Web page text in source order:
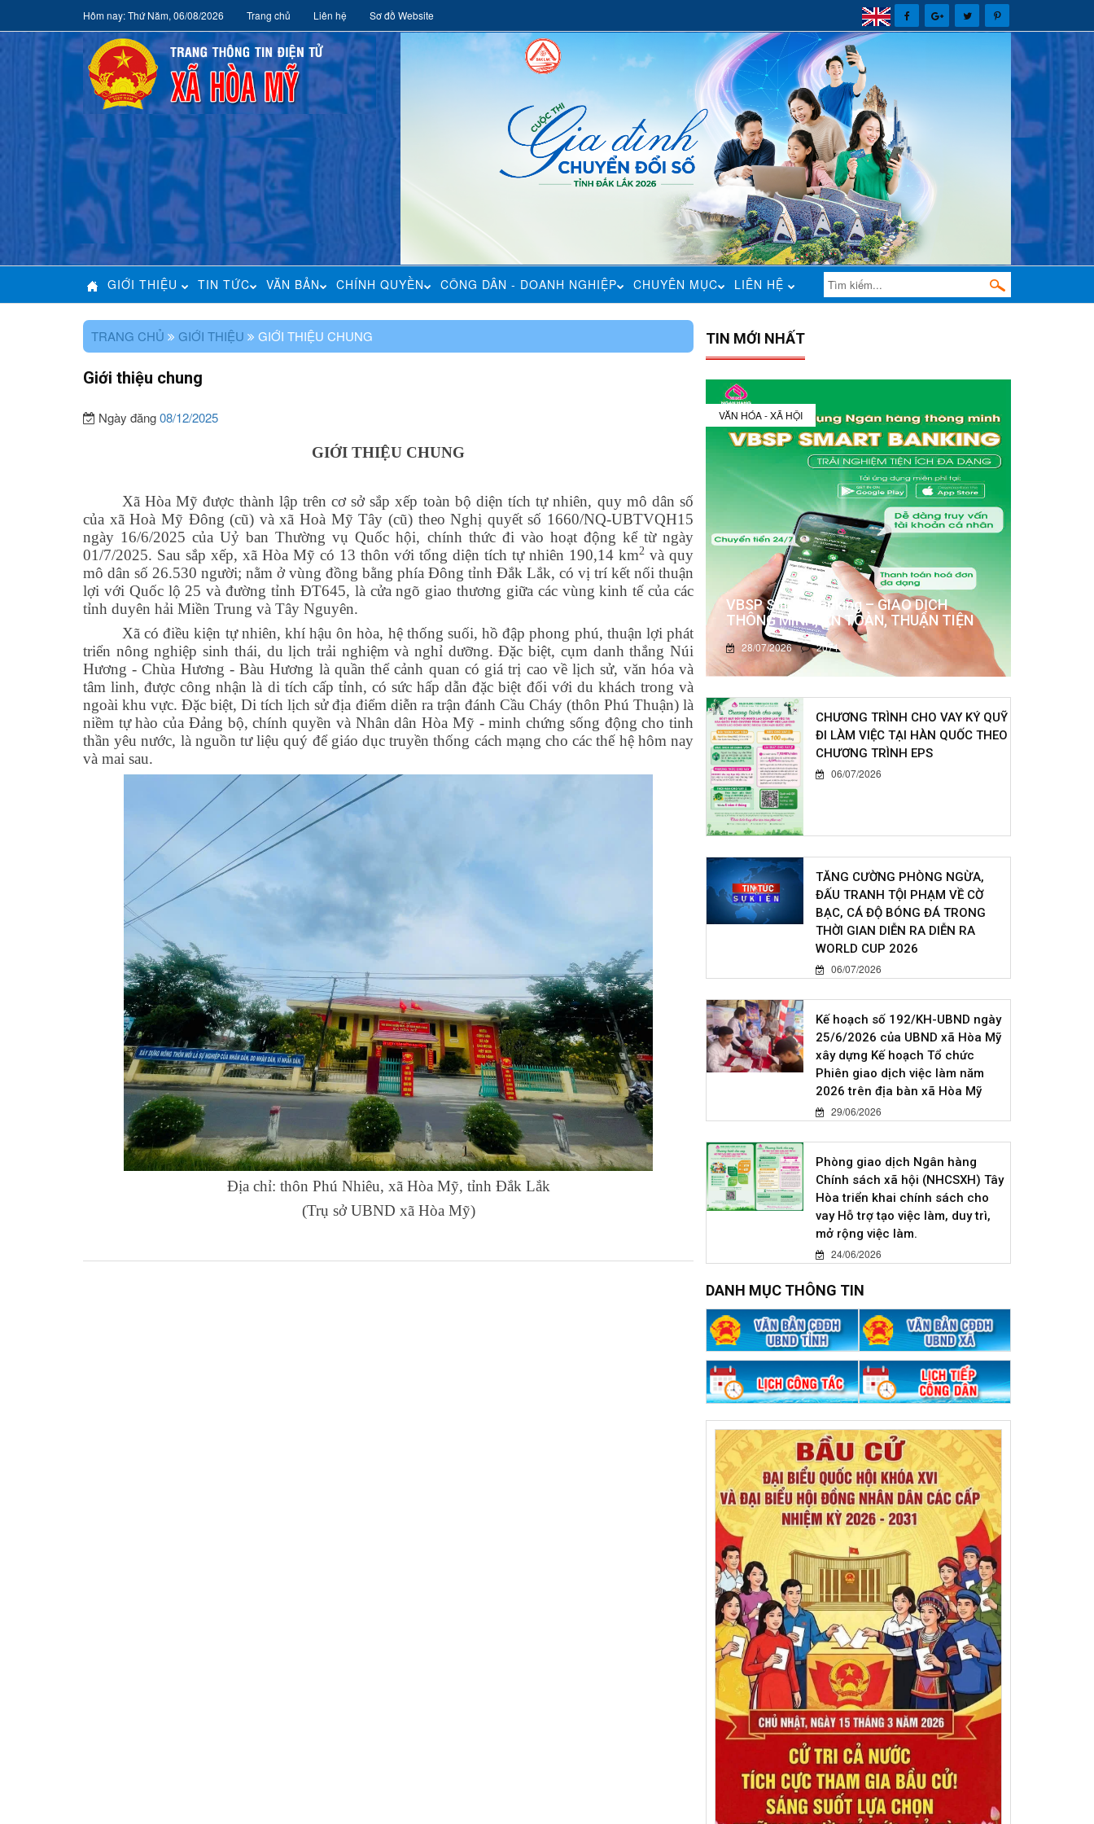
Hôm nay: Thứ Năm, 06/08/2026 Trang chủ Liên hệ Sơ đồ Website
GIỚI THIỆU TIN TỨC VĂN BẢN CHÍNH QUYỀN CÔNG DÂN - DOANH NGHIỆP CHUYÊN MỤC LIÊN HỆ
TRANG CHỦ GIỚI THIỆU GIỚI THIỆU CHUNG
Giới thiệu chung
Ngày đăng08/12/2025
GIỚI THIỆU CHUNG
Xã Hòa Mỹ được thành lập trên cơ sở sắp xếp toàn bộ diện tích tự nhiên, quy mô dân số
của xã Hoà Mỹ Đông (cũ) và xã Hoà Mỹ Tây (cũ) theo Nghị quyết số 1660/NQ-UBTVQH15
ngày 16/6/2025 của Uỷ ban Thường vụ Quốc hội, chính thức đi vào hoạt động kể từ ngày
01/7/2025. Sau sắp xếp, xã Hòa Mỹ có 13 thôn với tổng diện tích tự nhiên 190,14 km2 và quy
mô dân số 26.530 người; nằm ở vùng đồng bằng phía Đông tỉnh Đắk Lắk, có vị trí kết nối thuận
lợi với Quốc lộ 25 và đường tỉnh ĐT645, là cửa ngõ giao thương giữa các vùng kinh tế của các
tỉnh duyên hải Miền Trung và Tây Nguyên.
Xã có điều kiện tự nhiên, khí hậu ôn hòa, hệ thống suối, hồ đập phong phú, thuận lợi phát
triển nông nghiệp sinh thái, du lịch trải nghiệm và nghỉ dưỡng. Đặc biệt, cụm danh thắng Núi
Hương - Chùa Hương - Bàu Hương là quần thể cảnh quan có giá trị cao về lịch sử, văn hóa và
tâm linh, được công nhận là di tích cấp tỉnh, có sức hấp dẫn đặc biệt đối với du khách trong và
ngoài khu vực. Đặc biệt, Di tích lịch sử địa điểm diễn ra trận đánh Cầu Cháy (thôn Phú Thuận) là
niềm tự hào của Đảng bộ, chính quyền và Nhân dân Hòa Mỹ - minh chứng sống động cho tinh
thần yêu nước, là nguồn tư liệu quý để giáo dục truyền thống cách mạng cho các thế hệ hôm nay
và mai sau.
Địa chỉ: thôn Phú Nhiêu, xã Hòa Mỹ, tỉnh Đắk Lắk
(Trụ sở UBND xã Hòa Mỹ)
TIN MỚI NHẤT
VĂN HÓA - XÃ HỘI
VBSP Smart Banking – GIAO DỊCH
THÔNG MINH, AN TOÀN, THUẬN TIỆN
28/07/2026 2071
CHƯƠNG TRÌNH CHO VAY KÝ QUỸ
ĐI LÀM VIỆC TẠI HÀN QUỐC THEO
CHƯƠNG TRÌNH EPS
06/07/2026
TĂNG CƯỜNG PHÒNG NGỪA,
ĐẤU TRANH TỘI PHẠM VỀ CỜ
BẠC, CÁ ĐỘ BÓNG ĐÁ TRONG
THỜI GIAN DIỄN RA DIỄN RA
WORLD CUP 2026
06/07/2026
Kế hoạch số 192/KH-UBND ngày
25/6/2026 của UBND xã Hòa Mỹ
xây dựng Kế hoạch Tổ chức
Phiên giao dịch việc làm năm
2026 trên địa bàn xã Hòa Mỹ
29/06/2026
Phòng giao dịch Ngân hàng
Chính sách xã hội (NHCSXH) Tây
Hòa triển khai chính sách cho
vay Hỗ trợ tạo việc làm, duy trì,
mở rộng việc làm.
24/06/2026
DANH MỤC THÔNG TIN